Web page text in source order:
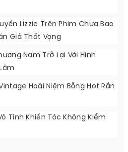
Lizzie Trên Phim Chưa Bao
Giả Thất Vọng
Nam Trở Lại Với Hình
Hoài Niệm Bỗng Hot Rần
Tình Khiến Tóc Không Kiểm